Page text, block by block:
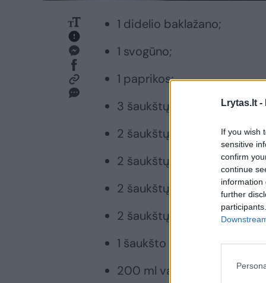
Lrytas.lt -
If you wish
sensitive
confirm
continue
information
further
1 didelio baklažano;
1 svogūno;
1 paprikos;
3 šaukštų sojų padažo;
2 šaukštų rudojo cukraus;
2 šaukštų ryžių acto;
2 šaukštų krakmolo;
2 šaukštų pomidorų
1 šaukšto sezamo sėklų;
200 ml vandens;